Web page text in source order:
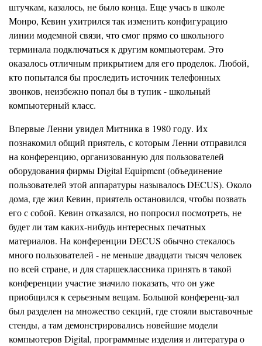
штучкам, казалось, не было конца. Еще учась в школе
Монро, Кевин ухитрился так изменить конфигурацию
линии модемной связи, что смог прямо со школьного
терминала подключаться к другим компьютерам. Это
оказалось отличным прикрытием для его проделок. Любой,
кто попытался бы проследить источник телефонных
звонков, неизбежно попал бы в тупик - школьный
компьютерный класс.
ВпервыеЛенни увиделМитника в 1980 году. Их
познакомил общий приятель, с которым Ленни отправился
на конференцию, организованную для пользователей
оборудования фирмы Digital Equipment (объединение
пользователей этой аппаратуры называлосьDECUS). Около
дома, где жил Кевин, приятель остановился, чтобы позвать
его с собой. Кевин отказался, но попросил посмотреть, не
будет ли там каких-нибудь интересных печатных
материалов. На конференции DECUS обычно стекалось
много пользователей - не меньше двадцати тысяч человек
по всей стране, и для старшеклассника принять в такой
конференции участие значило показать, что он уже
приобщился к серьезным вещам. Большой конференц-зал
был разделен на множество секций, где стояли выставочные
стенды, а там демонстрировались новейшие модели
компьютеров Digital, программные изделия и литература о